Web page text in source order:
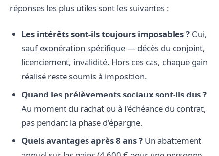
réponses les plus utiles sont les suivantes :
Les intérêts sont-ils toujours imposables ? Oui,
sauf exonération spécifique — décès du conjoint,
licenciement, invalidité. Hors ces cas, chaque gain
réalisé reste soumis à imposition.
Quand les prélèvements sociaux sont-ils dus ?
Au moment du rachat ou à l'échéance du contrat,
pas pendant la phase d'épargne.
Quels avantages après 8 ans ? Un abattement